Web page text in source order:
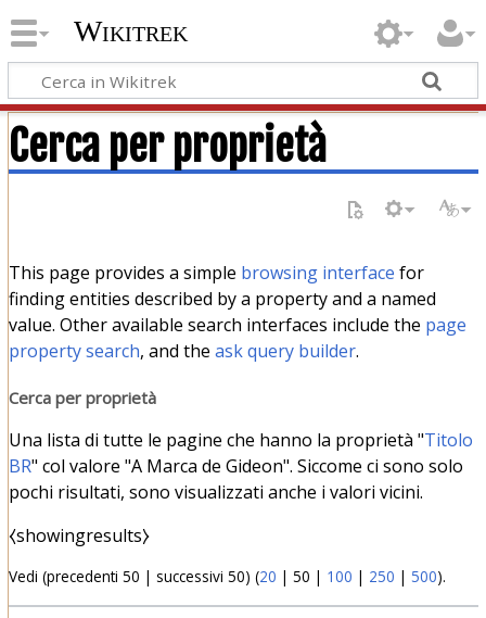
Wikitrek
Cerca per proprietà
This page provides a simple browsing interface for
finding entities described by a property and a named
value. Other available search interfaces include the page
property search, and the ask query builder.
Cerca per proprietà
Una lista di tutte le pagine che hanno la proprietà "Titolo
BR" col valore "A Marca de Gideon". Siccome ci sono solo
pochi risultati, sono visualizzati anche i valori vicini.
⧼showingresults⧽
Vedi (precedenti 50 | successivi 50) (20 | 50 | 100 | 250 | 500).